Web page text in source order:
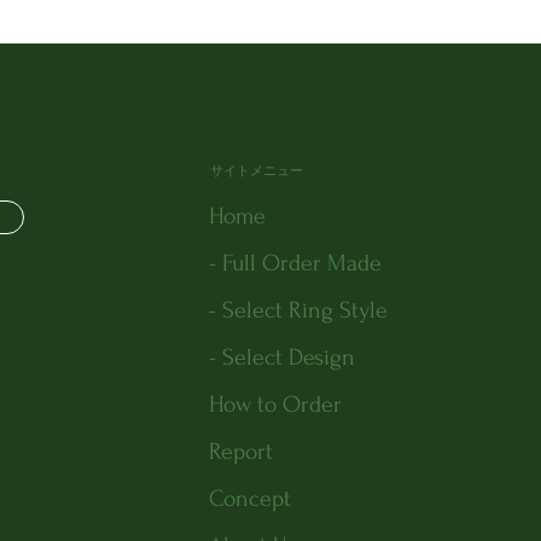
サイトメニュー
Home
- Full Order Made
- Select Ring Style
- Select Design
How to Order
Report
Concept